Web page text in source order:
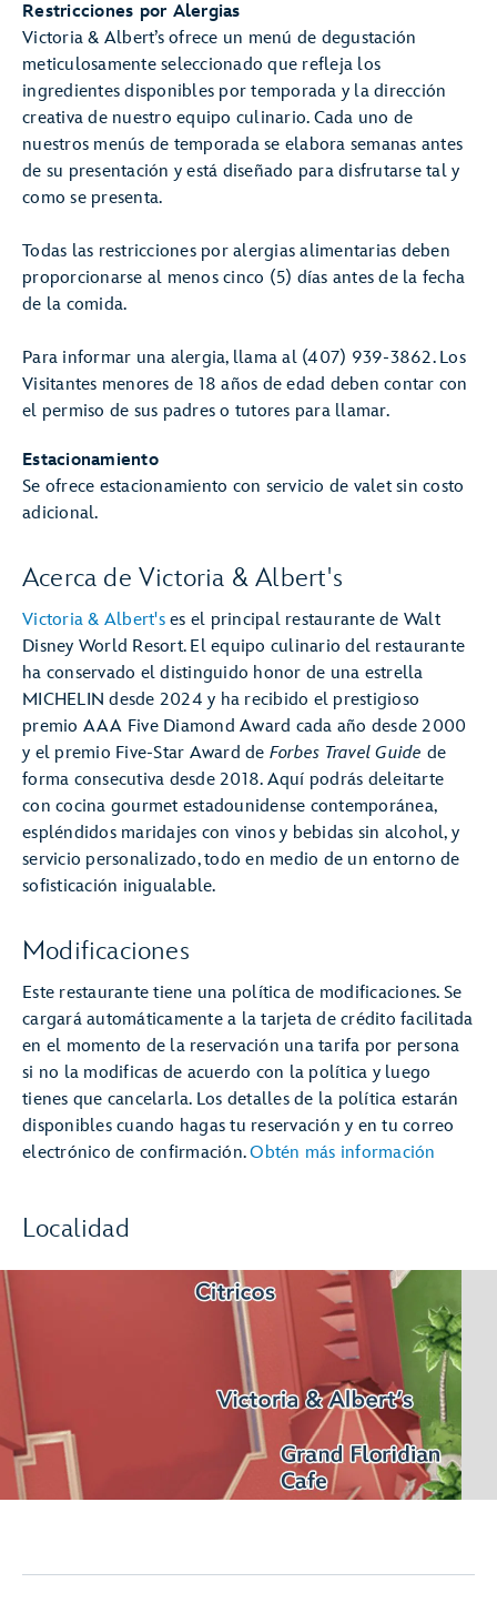
Restricciones por Alergias
Victoria & Albert’s ofrece un menú de degustación
meticulosamente seleccionado que refleja los
ingredientes disponibles por temporada y la dirección
creativa de nuestro equipo culinario. Cada uno de
nuestros menús de temporada se elabora semanas antes
de su presentación y está diseñado para disfrutarse tal y
como se presenta.
Todas las restricciones por alergias alimentarias deben
proporcionarse al menos cinco (5) días antes de la fecha
de la comida.
Para informar una alergia, llama al (407) 939-3862. Los
Visitantes menores de 18 años de edad deben contar con
el permiso de sus padres o tutores para llamar.
Estacionamiento
Se ofrece estacionamiento con servicio de valet sin costo
adicional.
Acerca de Victoria & Albert's
Victoria & Albert'ses el principal restaurante de Walt
Disney World Resort. El equipo culinario del restaurante
ha conservado el distinguido honor de una estrella
MICHELIN desde 2024 y ha recibido el prestigioso
premio AAA Five Diamond Award cada año desde 2000
y el premio Five-Star Award de Forbes Travel Guide de
forma consecutiva desde 2018. Aquí podrás deleitarte
con cocina gourmet estadounidense contemporánea,
espléndidos maridajes con vinos y bebidas sin alcohol, y
servicio personalizado, todo en medio de un entorno de
sofisticación inigualable.
Modificaciones
Este restaurante tiene una política de modificaciones. Se
cargará automáticamente a la tarjeta de crédito facilitada
en el momento de la reservación una tarifa por persona
si no la modificas de acuerdo con la política y luego
tienes que cancelarla. Los detalles de la política estarán
disponibles cuando hagas tu reservación y en tu correo
electrónico de confirmación.Obtén más información
Localidad